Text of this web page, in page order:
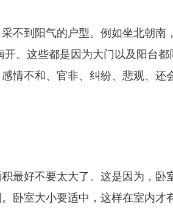
不到阳气的户型。例如坐北朝南
。这些都是因为大门以及阳台
情不和、官非、纠纷、悲观、还
最好不要太大了。这是因为，卧
卧室大小要适中，这样在室内才